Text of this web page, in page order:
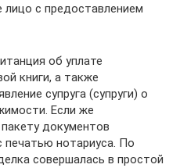
лицо с предоставлением
об уплате
книги, а также
супруга (супруги) о
Если же
документов
печатью нотариуса. По
совершалась в простой